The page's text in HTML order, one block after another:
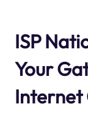
ISP
Your
Internet